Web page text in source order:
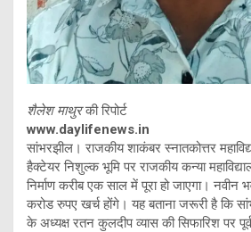
शैलेश माथुरकी रिपोर्ट
www.daylifenews.in
सांभरझील। राजकीय शाकंबर स्नातकोत्तर
हैक्टेयर निशुल्क भूमि पर राजकीय कन्या
निर्माण करीब एक साल में पूरा हो जाएगा। नवीन
करोड रुपए खर्च होंगे। यह बताना जरूरी है कि
के अध्यक्ष रतन कुलदीप व्यास की सिफारिश पर